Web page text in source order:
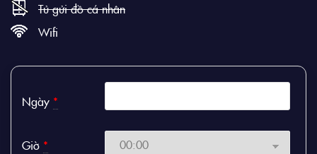
Tủ gửi đồ cá nhân
Wifi
Ngày *
Giờ *